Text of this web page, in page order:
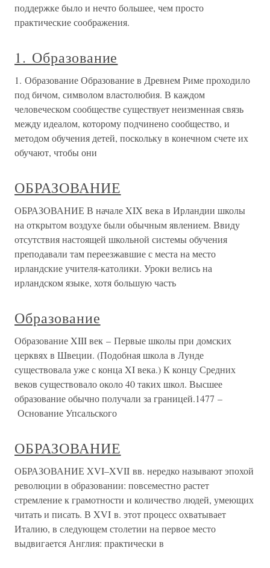
поддержке было и нечто большее, чем просто
практические соображения.
1. Образование
1. Образование Образование в Древнем Риме проходило
под бичом, символом властолюбия. В каждом
человеческом сообществе существует неизменная связь
между идеалом, которому подчинено сообщество, и
методом обучения детей, поскольку в конечном счете их
обучают, чтобы они
ОБРАЗОВАНИЕ
ОБРАЗОВАНИЕ В начале XIX века в Ирландии школы
на открытом воздухе были обычным явлением. Ввиду
отсутствия настоящей школьной системы обучения
преподавали там переезжавшие с места на место
ирландские учителя-католики. Уроки велись на
ирландском языке, хотя большую часть
Образование
Образование XIII век – Первые школы при домских
церквях в Швеции. (Подобная школа в Лунде
существовала уже с конца XI века.) К концу Средних
веков существовало около 40 таких школ. Высшее
образование обычно получали за границей.1477 –
Основание Упсальского
ОБРАЗОВАНИЕ
ОБРАЗОВАНИЕ XVI–XVII вв. нередко называют эпохой
революции в образовании: повсеместно растет
стремление к грамотности и количество людей, умеющих
читать и писать. В XVI в. этот процесс охватывает
Италию, в следующем столетии на первое место
выдвигается Англия: практически в